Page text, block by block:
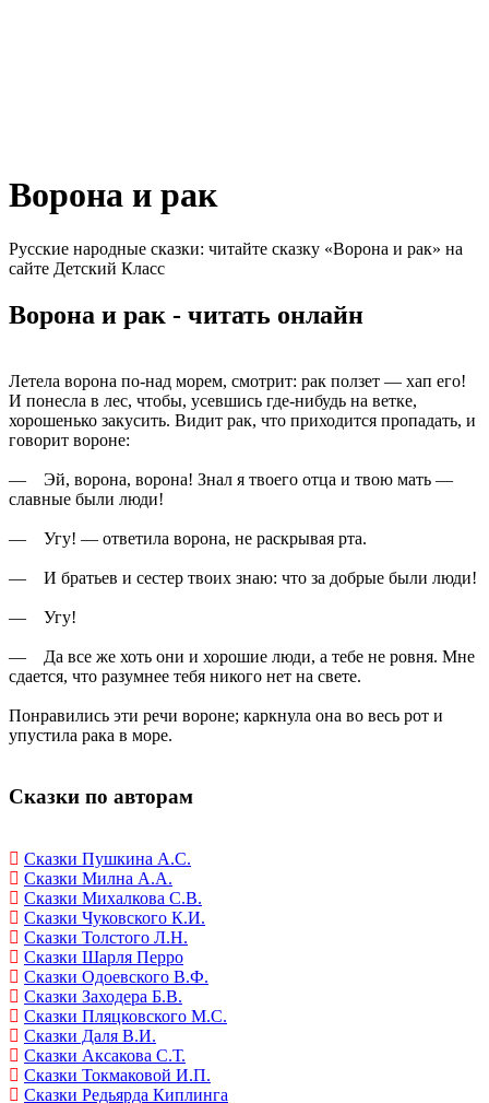
Ворона и рак
Русские народные сказки: читайте сказку «Ворона и рак» на
сайте Детский Класс
Ворона и рак - читать онлайн
Летела ворона по-над морем, смотрит: рак ползет — хап его!
И понесла в лес, чтобы, усевшись где-нибудь на ветке,
хорошенько закусить. Видит рак, что приходится пропадать, и
говорит вороне:
— Эй, ворона, ворона! Знал я твоего отца и твою мать —
славные были люди!
— Угу! — ответила ворона, не раскрывая рта.
— И братьев и сестер твоих знаю: что за добрые были люди!
— Угу!
— Да все же хоть они и хорошие люди, а тебе не ровня. Мне
сдается, что разумнее тебя никого нет на свете.
Понравились эти речи вороне; каркнула она во весь рот и
упустила рака в море.
Сказки по авторам
Сказки Пушкина А.С.
Сказки Милна А.А.
Сказки Михалкова С.В.
Сказки Чуковского К.И.
Сказки Толстого Л.Н.
Сказки Шарля Перро
Сказки Одоевского В.Ф.
Сказки Заходера Б.В.
Сказки Пляцковского М.С.
Сказки Даля В.И.
Сказки Аксакова С.Т.
Сказки Токмаковой И.П.
Сказки Редьярда Киплинга